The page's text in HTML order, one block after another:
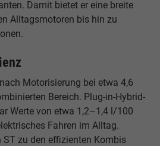
Damit bietet er eine breite
Alltagsmotoren bis hin zu
Motorisierung bei etwa 4,6
Bereich. Plug-in-Hybrid-
Werte von etwa 1,2–1,4 l/100
Fahren im Alltag.
ST zu den effizienten Kombis